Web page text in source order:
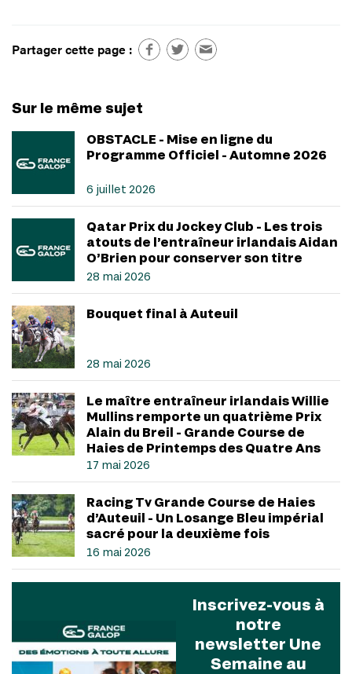
Partager cette page :
Sur le même sujet
OBSTACLE - Mise en ligne du
Programme Officiel - Automne 2026
6 juillet 2026
Qatar Prix du Jockey Club - Les trois
atouts de l’entraîneur irlandais Aidan
O’Brien pour conserver son titre
28 mai 2026
Bouquet final à Auteuil
28 mai 2026
Le maître entraîneur irlandais Willie
Mullins remporte un quatrième Prix
Alain du Breil - Grande Course de
Haies de Printemps des Quatre Ans
17 mai 2026
Racing Tv Grande Course de Haies
d’Auteuil - Un Losange Bleu impérial
sacré pour la deuxième fois
16 mai 2026
Inscrivez-vous à
notre
newsletter Une
Semaine au